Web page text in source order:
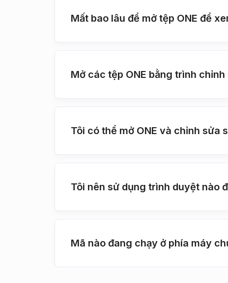
Mất bao lâu để mở tệp ONE để
Mở các tệp ONE bằng trình
Tôi có thể mở ONE và chỉnh sửa
Tôi nên sử dụng trình duyệt nào
Mã nào đang chạy ở phía máy